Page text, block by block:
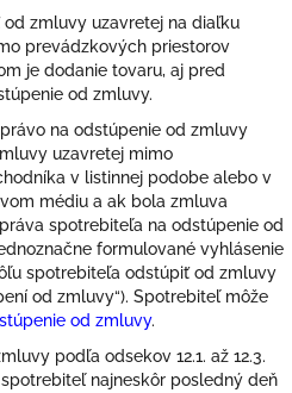
zmluvy uzavretej na diaľku
prevádzkových priestorov
je dodanie tovaru, aj pred
od zmluvy.
na odstúpenie od zmluvy
uzavretej mimo
v listinnej podobe alebo v
médiu a ak bola zmluva
spotrebiteľa na odstúpenie od
formulované vyhlásenie
spotrebiteľa odstúpiť od zmluvy
od zmluvy“). Spotrebiteľ môže
od zmluvy.
podľa odsekov 12.1. až 12.3.
najneskôr posledný deň